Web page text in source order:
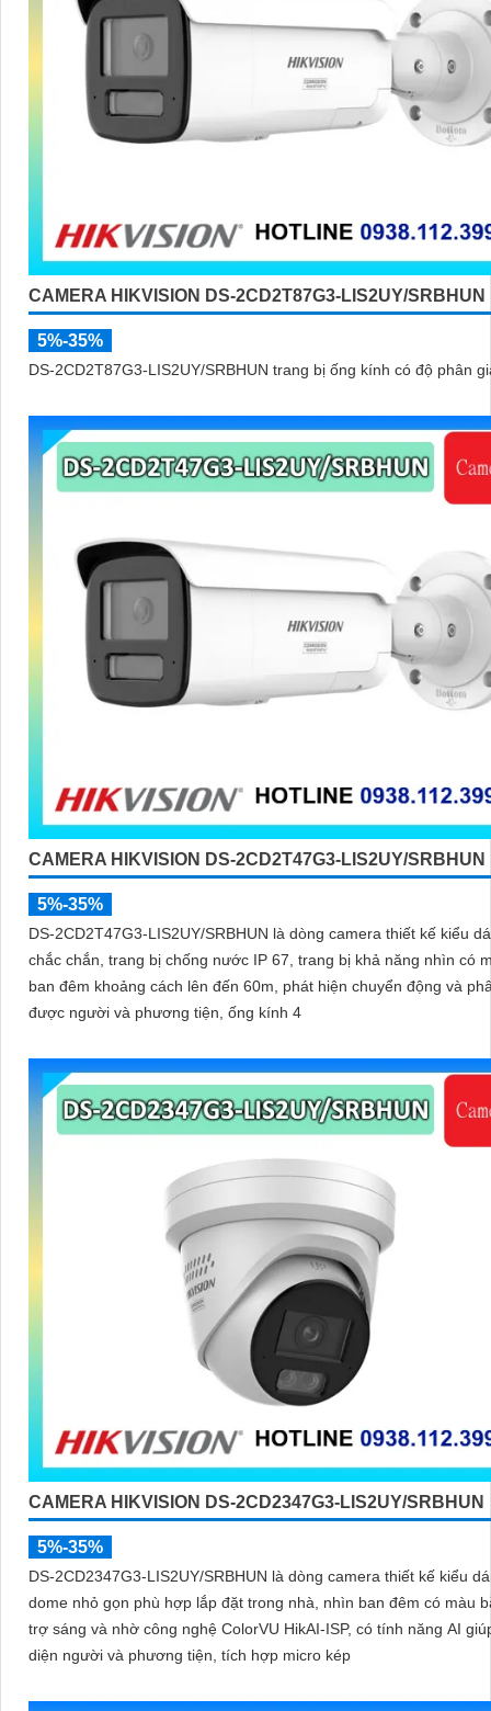
CAMERA HIKVISION DS-2CD2T87G3-LIS2UY/SRBHUN
5%-35%
DS-2CD2T87G3-LIS2UY/SRBHUN trang bị ống kính có độ phân
CAMERA HIKVISION DS-2CD2T47G3-LIS2UY/SRBHUN
5%-35%
DS-2CD2T47G3-LIS2UY/SRBHUN là dòng camera thiết kế kiểu
chắc chắn, trang bị chống nước IP 67, trang bị khả năng nhìn có màu vào
ban đêm khoảng cách lên đến 60m, phát hiện chuyển động và
được người và phương tiện, ống kính 4
CAMERA HIKVISION DS-2CD2347G3-LIS2UY/SRBHUN
5%-35%
DS-2CD2347G3-LIS2UY/SRBHUN là dòng camera thiết kế kiểu
dome nhỏ gọn phù hợp lắp đặt trong nhà, nhìn ban đêm có màu
trợ sáng và nhờ công nghệ ColorVU HikAI-ISP, có tính năng AI
diện người và phương tiện, tích hợp micro kép